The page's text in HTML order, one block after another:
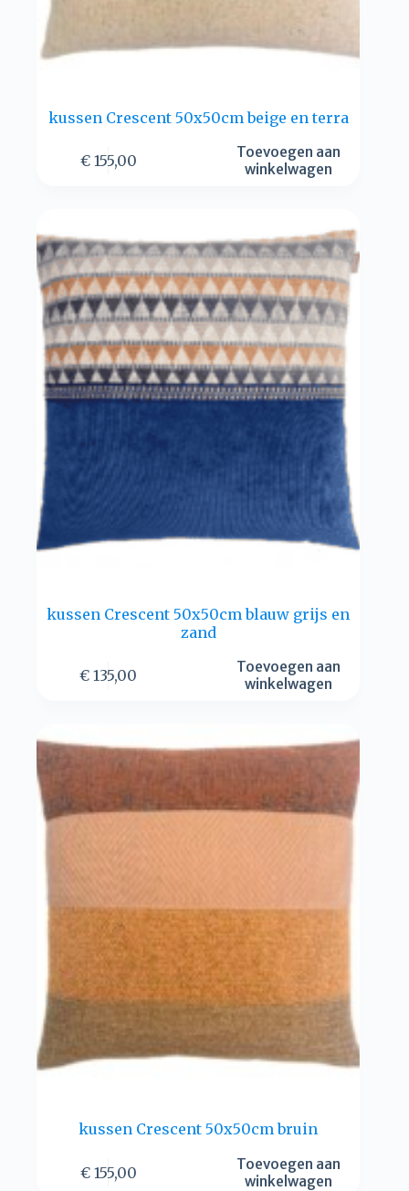
kussen Crescent 50x50cm beige en terra
€155,00
Toevoegen aan
winkelwagen
kussen Crescent 50x50cm blauw grijs en
zand
€ 135,00
Toevoegen aan
winkelwagen
kussen Crescent 50x50cm bruin
€155,00
Toevoegen aan
winkelwagen